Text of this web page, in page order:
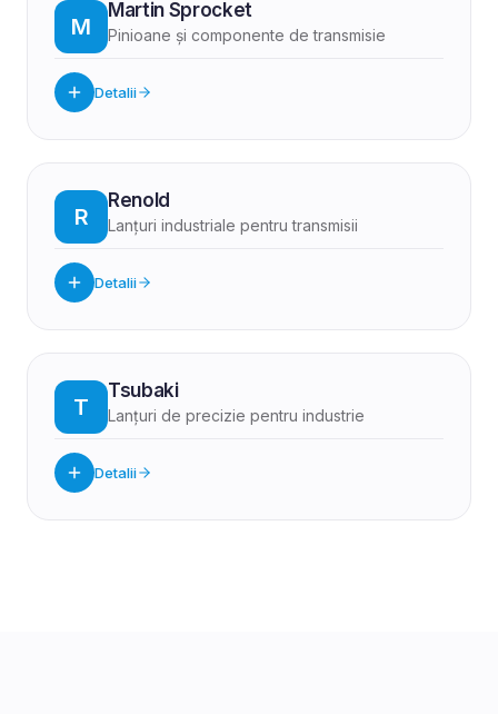
M
Martin Sprocket
Pinioane și componente de transmisie
Detalii
R
Renold
Lanțuri industriale pentru transmisii
Detalii
T
Tsubaki
Lanțuri de precizie pentru industrie
Detalii